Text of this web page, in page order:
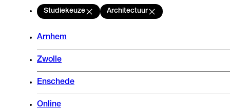
Studiekeuze Architectuur
Arnhem
Zwolle
Enschede
Online